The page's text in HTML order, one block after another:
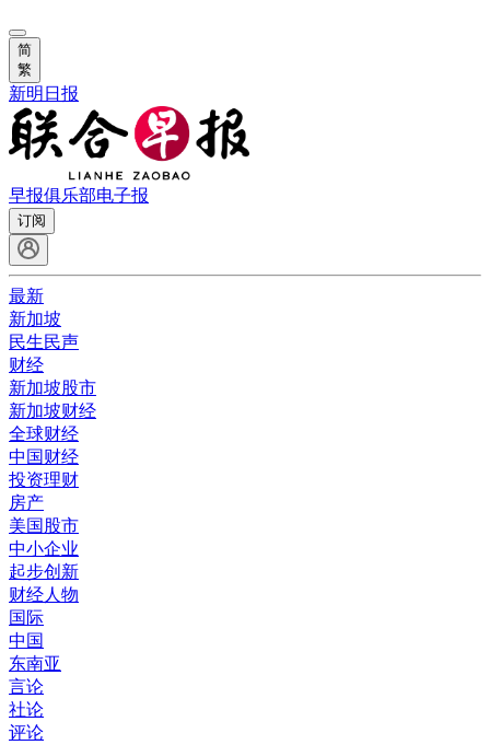
简
繁
新明日报
早报俱乐部电子报
订阅
最新
新加坡
民生民声
财经
新加坡股市
新加坡财经
全球财经
中国财经
投资理财
房产
美国股市
中小企业
起步创新
财经人物
国际
中国
东南亚
言论
社论
评论